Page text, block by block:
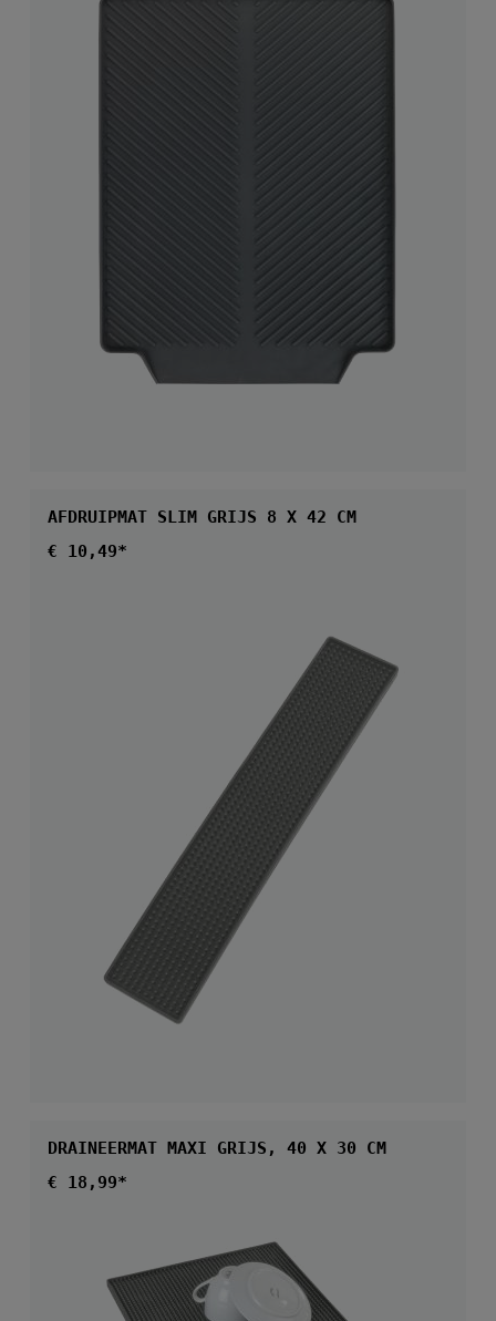
AFDRUIPMAT SLIM GRIJS 8 X 42 CM
Normale prijs:
€ 10,49*
DRAINEERMAT MAXI GRIJS, 40 X 30 CM
Normale prijs:
€ 18,99*